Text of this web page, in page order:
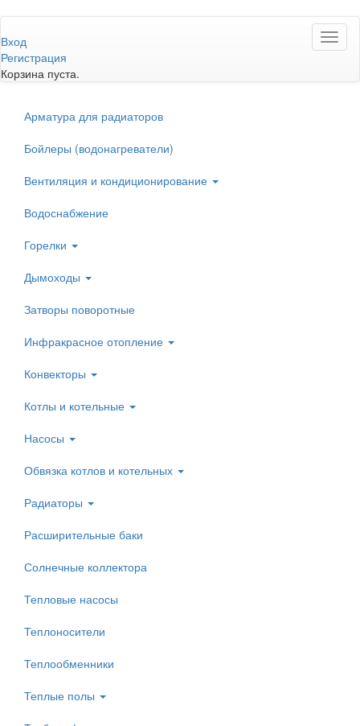
к
основному
содержанию
Вход
Регистрация
Корзина пуста.
Арматура для радиаторов
Бойлеры (водонагреватели)
Вентиляция и кондиционирование
Водоснабжение
Горелки
Дымоходы
Затворы поворотные
Инфракрасное отопление
Конвекторы
Котлы и котельные
Насосы
Обвязка котлов и котельных
Радиаторы
Расширительные баки
Солнечные коллектора
Тепловые насосы
Теплоносители
Теплообменники
Теплые полы